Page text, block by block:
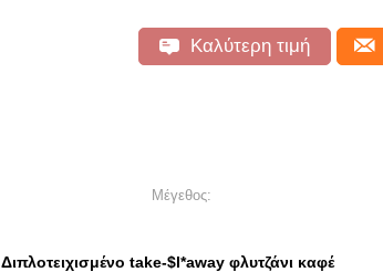
Καλύτερη τιμή
Μέγεθος:
Διπλοτειχισμένο take-$l*away φλυτζάνι καφέ